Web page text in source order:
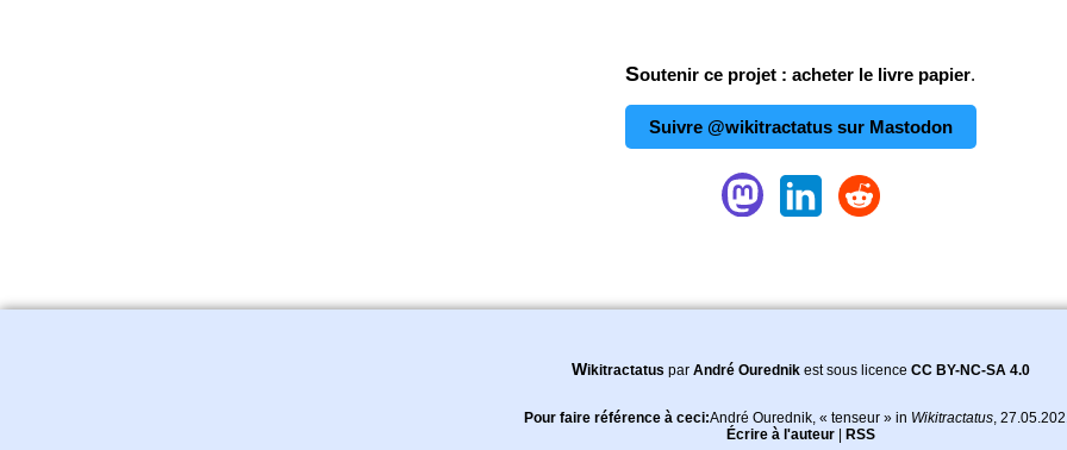
Soutenir ce projet : acheter le livre papier.
Suivre @wikitractatus sur Mastodon
Wikitractatus par André Ourednikest sous licence CC BY-NC-SA 4.0
Pour faire référence à ceci:André Ourednik, « tenseur » in Wikitractatus,
Écrire à l'auteur| RSS